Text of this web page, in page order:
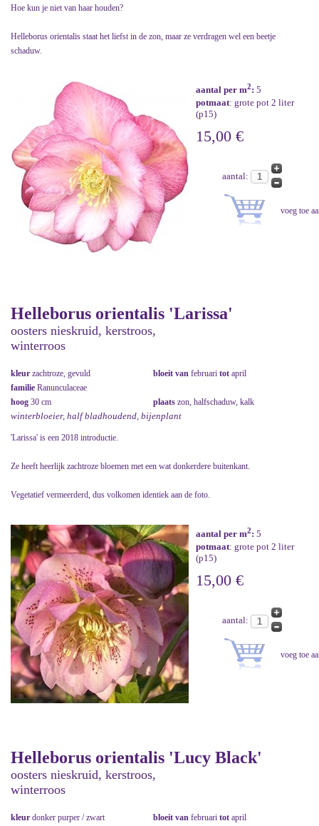
Hoe kun je niet van haar houden?
Helleborus orientalis staat het liefst in de zon, maar ze verdragen wel een beetje
schaduw.
aantal per m2: 5
potmaat: grote pot 2 liter
(p15)
15,00 €
aantal:
Helleborus orientalis 'Larissa'
oosters nieskruid, kerstroos,
winterroos
kleur zachtroze, gevuld bloeit van februari tot april
familie Ranunculaceae
hoog 30 cm plaats zon, halfschaduw, kalk
winterbloeier, half bladhoudend, bijenplant
'Larissa' is een 2018 introductie.
Ze heeft heerlijk zachtroze bloemen met een wat donkerdere buitenkant.
Vegetatief vermeerderd, dus volkomen identiek aan de foto.
aantal per m2: 5
potmaat: grote pot 2 liter
(p15)
15,00 €
aantal:
Helleborus orientalis 'Lucy Black'
oosters nieskruid, kerstroos,
winterroos
kleur donker purper / zwart bloeit van februari tot april